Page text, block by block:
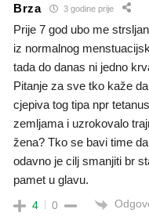
Brza 3 godine prije
Prije 7 god ubo me
iz normalnog
tada do danas ni jedno
Pitanje za sve tko kaže
cjepiva tog tipa npr
zemljama i uzrokovalo
žena? Tko se bavi time
odavno je cilj smanjiti br
pamet u glavu.
4 0